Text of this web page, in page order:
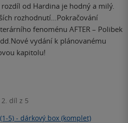
od Hardina je hodný a milý.
rozhodnutí...Pokračování
fenoménu AFTER – Polibek
vydání k plánovanému
kapitolu!
2. díl z 5
5) - dárkový box (komplet)